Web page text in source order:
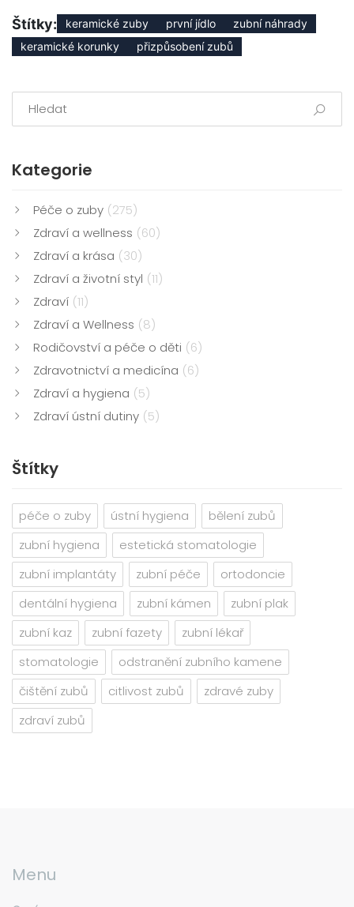
Štítky: keramické zuby první jídlo
zubní náhrady
keramické korunky
přizpůsobení zubů
Kategorie
Péče o zuby (275)
Zdraví a wellness (60)
Zdraví a krása (30)
Zdraví a životní styl (11)
Zdraví (11)
Zdraví a Wellness (8)
Rodičovství a péče o děti (6)
Zdravotnictví a medicína (6)
Zdraví a hygiena (5)
Zdraví ústní dutiny (5)
Štítky
péče o zuby ústní hygiena
bělení zubů
zubní hygiena
estetická stomatologie
zubní implantáty
zubní péče
ortodoncie
dentální hygiena
zubní kámen
zubní plak
zubní kaz
zubní fazety
zubní lékař
stomatologie
odstranění zubního kamene
čištění zubů
citlivost zubů
zdravé zuby
zdraví zubů
Menu